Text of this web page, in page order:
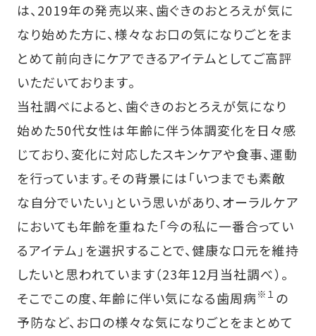
は、2019年の発売以来、歯ぐきのおとろえが気に
なり始めた方に、様々なお口の気になりごとをま
とめて前向きにケアできるアイテムとしてご高評
いただいております。
当社調べによると、歯ぐきのおとろえが気になり
始めた50代女性は年齢に伴う体調変化を日々感
じており、変化に対応したスキンケアや食事、運動
を行っています。その背景には「いつまでも素敵
な自分でいたい」という思いがあり、オーラルケア
においても年齢を重ねた「今の私に一番合ってい
るアイテム」を選択することで、健康な口元を維持
したいと思われています（23年12月当社調べ）。
そこでこの度、年齢に伴い気になる歯周病 ※１ の
予防など、お口の様々な気になりごとをまとめて